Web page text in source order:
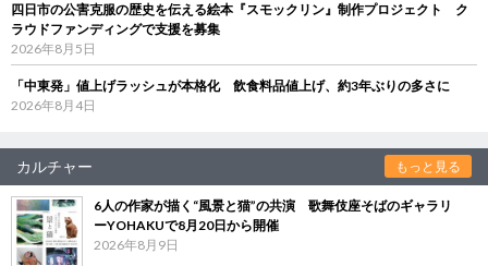
四日市の公害克服の歴史を伝える絵本『スモックリン』制作プロジェクト ク
ラウドファンディングで支援を募集
2026年8月5日
「中東発」値上げラッシュが本格化 飲食料品値上げ、約3年ぶりの多さに
2026年8月4日
カルチャー もっと見る
6人の作家が描く“風景と猫”の共演 歌舞伎座そばのギャラリ
ーYOHAKUで8月20日から開催
2026年8月9日